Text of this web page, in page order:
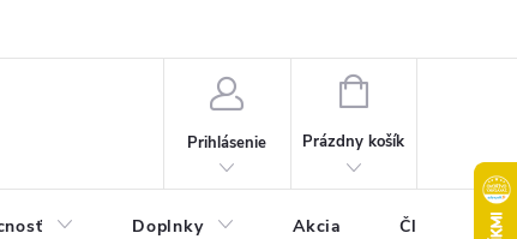
Prihlásenie
NÁKUPNÝ
Prázdny košík
Doplnky Akcia Články